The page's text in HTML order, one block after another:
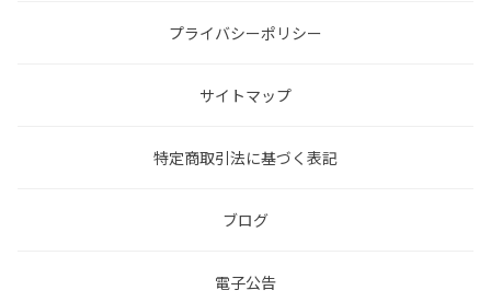
プライバシーポリシー
サイトマップ
特定商取引法に基づく表記
ブログ
電子公告